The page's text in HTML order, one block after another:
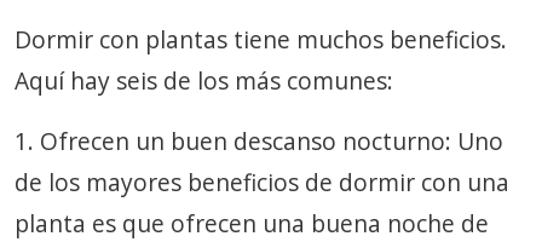
Dormir con plantas tiene muchos beneficios.
Aquí hay seis de los más comunes:
1. Ofrecen un buen descanso nocturno: Uno
de los mayores beneficios de dormir con una
planta es que ofrecen una buena noche de